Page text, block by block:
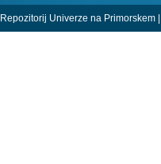
Repozitorij Univerze na Primorskem |